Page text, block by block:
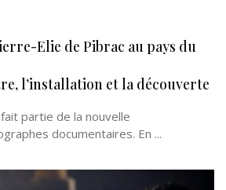
Elie de Pibrac au pays du
l’installation et la découverte
partie de la nouvelle
documentaires. En ...